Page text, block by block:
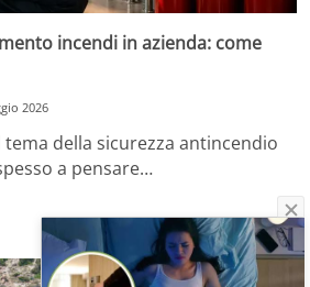
incendi in azienda: come
2026
della sicurezza antincendio
a pensare…